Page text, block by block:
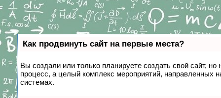
Как продвинуть сайт на первые места?
Вы создали или только планируете создать свой сайт,
процесс, а целый комплекс мероприятий, направленных
системах.